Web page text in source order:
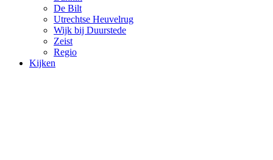
De Bilt
Utrechtse Heuvelrug
Wijk bij Duurstede
Zeist
Regio
Kijken